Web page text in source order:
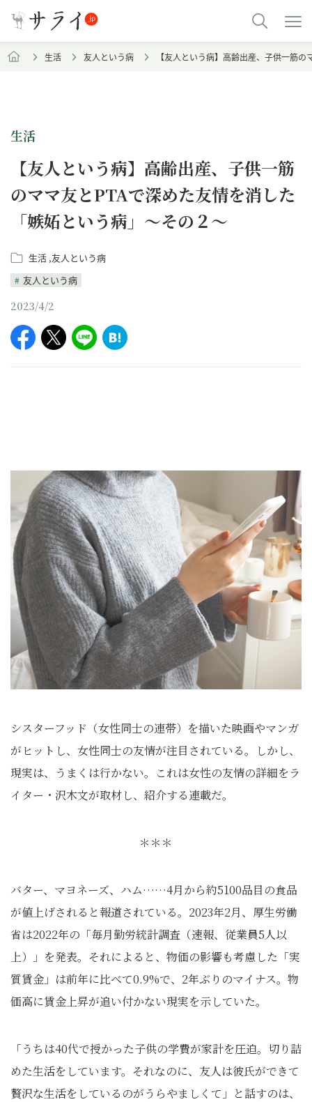
生活 友人という病 【友人という病】高齢出産、子供一筋
生活
【友人という病】高齢出産、子供一筋
のママ友とPTAで深めた友情を消した
「嫉妬という病」～その２～
生活 友人という病
友人という病
2023/4/2
シスターフッド（女性同士の連帯）を描いた映画やマンガ
がヒットし、女性同士の友情が注目されている。しかし、
現実は、うまくは行かない。これは女性の友情の詳細をラ
イター・沢木文が取材し、紹介する連載だ。
＊＊＊
バター、マヨネーズ、ハム……4月から約5100品目の食品
が値上げされると報道されている。2023年2月、厚生労働
省は2022年の「毎月勤労統計調査（速報、従業員5人以
上）」を発表。それによると、物価の影響も考慮した「実
質賃金」は前年に比べて0.9%で、2年ぶりのマイナス。物
価高に賃金上昇が追い付かない現実を示していた。
「うちは40代で授かった子供の学費が家計を圧迫。切り詰
めた生活をしています。それなのに、友人は彼氏ができて
贅沢な生活をしているのがうらやましくて」と話すのは、